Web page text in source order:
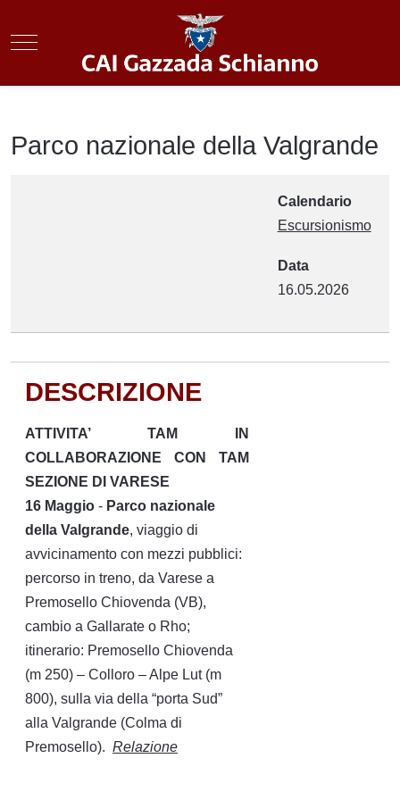
Mobile Menu Toggle
Parco nazionale della Valgrande
Calendario
Escursionismo
Data
16.05.2026
DESCRIZIONE
ATTIVITA’ TAM IN
COLLABORAZIONE CON TAM
SEZIONE DI VARESE
16 Maggio - Parco nazionale
della Valgrande, viaggio di
avvicinamento con mezzi pubblici:
percorso in treno, da Varese a
Premosello Chiovenda (VB),
cambio a Gallarate o Rho;
itinerario: Premosello Chiovenda
(m 250) – Colloro – Alpe Lut (m
800), sulla via della “porta Sud”
alla Valgrande (Colma di
Premosello). Relazione